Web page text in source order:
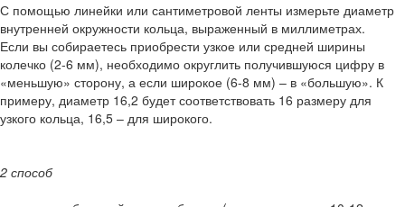
С помощью линейки или сантиметровой ленты измерьте диаметр
внутренней окружности кольца, выраженный в миллиметрах.
Если вы собираетесь приобрести узкое или средней ширины
колечко (2-6 мм), необходимо округлить получившуюся цифру в
«меньшую» сторону, а если широкое (6-8 мм) – в «большую». К
примеру, диаметр 16,2 будет соответствовать 16 размеру для
узкого кольца, 16,5 – для широкого.
2 способ